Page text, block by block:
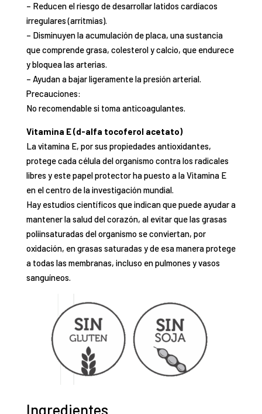
– Reducen el riesgo de desarrollar latidos cardíacos
irregulares (arritmias).
– Disminuyen la acumulación de placa, una sustancia
que comprende grasa, colesterol y calcio, que endurece
y bloquea las arterias.
– Ayudan a bajar ligeramente la presión arterial.
Precauciones:
No recomendable si toma anticoagulantes.
Vitamina E (d-alfa tocoferol acetato)
La vitamina E, por sus propiedades antioxidantes,
protege cada célula del organismo contra los radicales
libres y este papel protector ha puesto a la Vitamina E
en el centro de la investigación mundial.
Hay estudios científicos que indican quepuede ayudar a
mantener la salud del corazón, al evitar que las grasas
poliinsaturadas del organismo se conviertan, por
oxidación, en grasas saturadas y de esa manera protege
a todas las membranas, incluso en pulmones y vasos
sanguíneos.
Ingredientes